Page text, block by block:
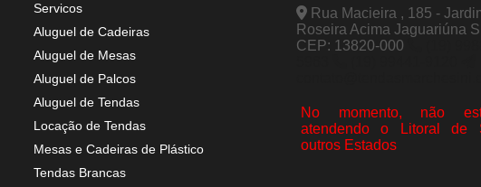
Servicos
Aluguel de Cadeiras
Aluguel de Mesas
Aluguel de Palcos
Aluguel de Tendas
Locação de Tendas
Mesas e Cadeiras de Plástico
Tendas Brancas
Rua Macieira , 185 -
Roseira Acima Jaguariúna
CEP: 13820-000
No momento, não
atendendo o Litoral de
outros Estados